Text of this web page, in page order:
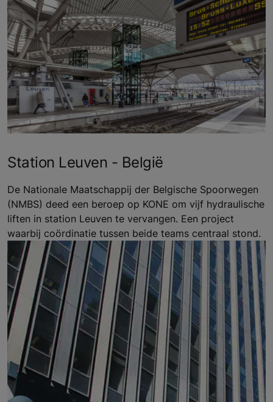
Station Leuven - België
De Nationale Maatschappij der Belgische Spoorwegen
(NMBS) deed een beroep op KONE om vijf hydraulische
liften in station Leuven te vervangen. Een project
waarbij coördinatie tussen beide teams centraal stond.